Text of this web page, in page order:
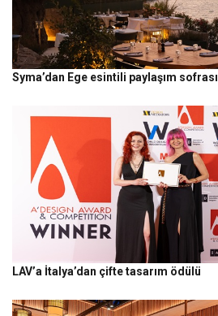
Syma’dan Ege esintili paylaşım sofrası
LAV’a İtalya’dan çifte tasarım ödülü